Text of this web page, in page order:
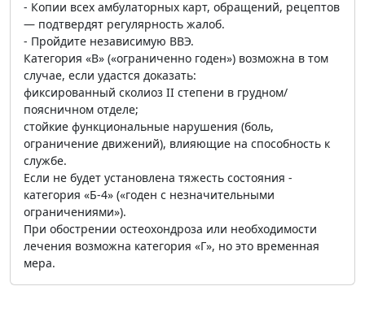
- Копии всех амбулаторных карт, обращений, рецептов
— подтвердят регулярность жалоб.
- Пройдите независимую ВВЭ.
Категория «В» («ограниченно годен») возможна в том
случае, если удастся доказать:
фиксированный сколиоз II степени в грудном/
поясничном отделе;
стойкие функциональные нарушения (боль,
ограничение движений), влияющие на способность к
службе.
Если не будет установлена тяжесть состояния -
категория «Б-4» («годен с незначительными
ограничениями»).
При обострении остеохондроза или необходимости
лечения возможна категория «Г», но это временная
мера.